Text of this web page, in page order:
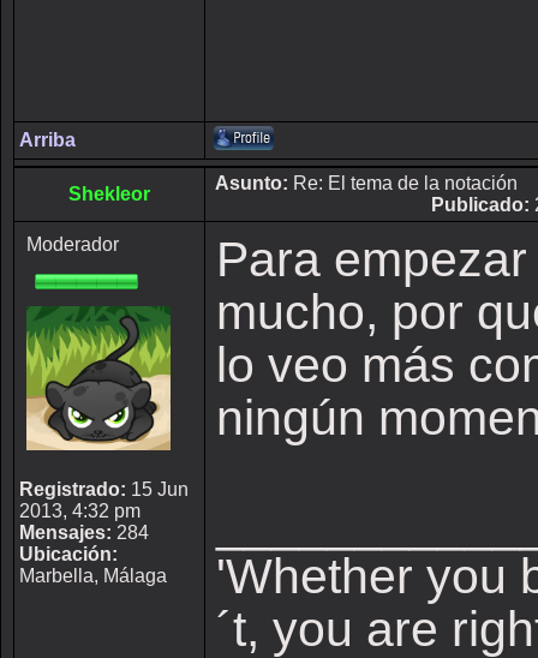
Arriba
Shekleor
Asunto: Re: El tema de la notación
Publicado:
Moderador
Registrado: 15 Jun
2013, 4:32 pm
Mensajes: 284
Ubicación:
Marbella, Málaga
Para
mucho, por
lo veo más
ningún
'Whether you
´t, you are